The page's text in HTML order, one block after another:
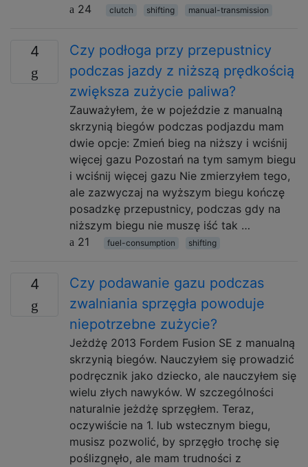
24
clutch shifting manual-transmission
4
Czy podłoga przy przepustnicy
podczas jazdy z niższą prędkością
zwiększa zużycie paliwa?
Zauważyłem, że w pojeździe z manualną
skrzynią biegów podczas podjazdu mam
dwie opcje: Zmień bieg na niższy i wciśnij
więcej gazu Pozostań na tym samym biegu
i wciśnij więcej gazu Nie zmierzyłem tego,
ale zazwyczaj na wyższym biegu kończę
posadzkę przepustnicy, podczas gdy na
niższym biegu nie muszę iść tak …
21
fuel-consumption shifting
4
Czy podawanie gazu podczas
zwalniania sprzęgła powoduje
niepotrzebne zużycie?
Jeżdżę 2013 Fordem Fusion SE z manualną
skrzynią biegów. Nauczyłem się prowadzić
podręcznik jako dziecko, ale nauczyłem się
wielu złych nawyków. W szczególności
naturalnie jeżdżę sprzęgłem. Teraz,
oczywiście na 1. lub wstecznym biegu,
musisz pozwolić, by sprzęgło trochę się
poślizgnęło, ale mam trudności z